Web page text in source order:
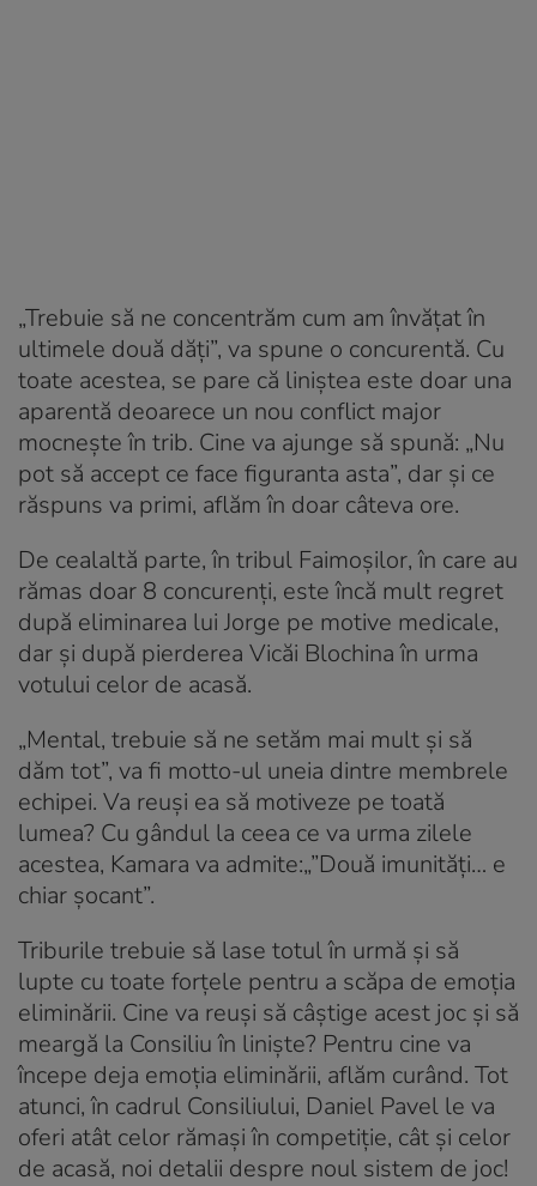
„Trebuie să ne concentrăm cum am învățat în
ultimele două dăți”, va spune o concurentă. Cu
toate acestea, se pare că liniștea este doar una
aparentă deoarece un nou conflict major
mocnește în trib. Cine va ajunge să spună: „Nu
pot să accept ce face figuranta asta”, dar și ce
răspuns va primi, aflăm în doar câteva ore.
De cealaltă parte, în tribul Faimoșilor, în care au
rămas doar 8 concurenți, este încă mult regret
după eliminarea lui Jorge pe motive medicale,
dar și după pierderea Vicăi Blochina în urma
votului celor de acasă.
„Mental, trebuie să ne setăm mai mult și să
dăm tot”, va fi motto-ul uneia dintre membrele
echipei. Va reuși ea să motiveze pe toată
lumea? Cu gândul la ceea ce va urma zilele
acestea, Kamara va admite:„”Două imunități… e
chiar șocant”.
Triburile trebuie să lase totul în urmă și să
lupte cu toate forțele pentru a scăpa de emoția
eliminării. Cine va reuși să câștige acest joc și să
meargă la Consiliu în liniște? Pentru cine va
începe deja emoția eliminării, aflăm curând. Tot
atunci, în cadrul Consiliului, Daniel Pavel le va
oferi atât celor rămași în competiție, cât și celor
de acasă, noi detalii despre noul sistem de joc!